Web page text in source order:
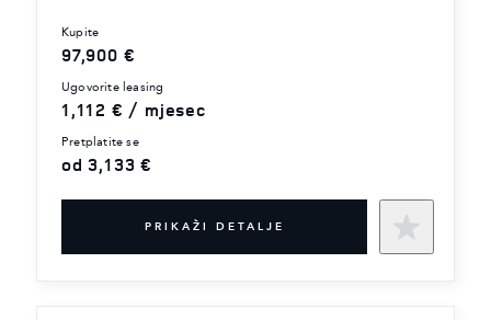
kupite
97,900 €
ugovorite leasing
1,112 € / mjesec
pretplatite se
od 3,133 €
PRIKAŽI DETALJE